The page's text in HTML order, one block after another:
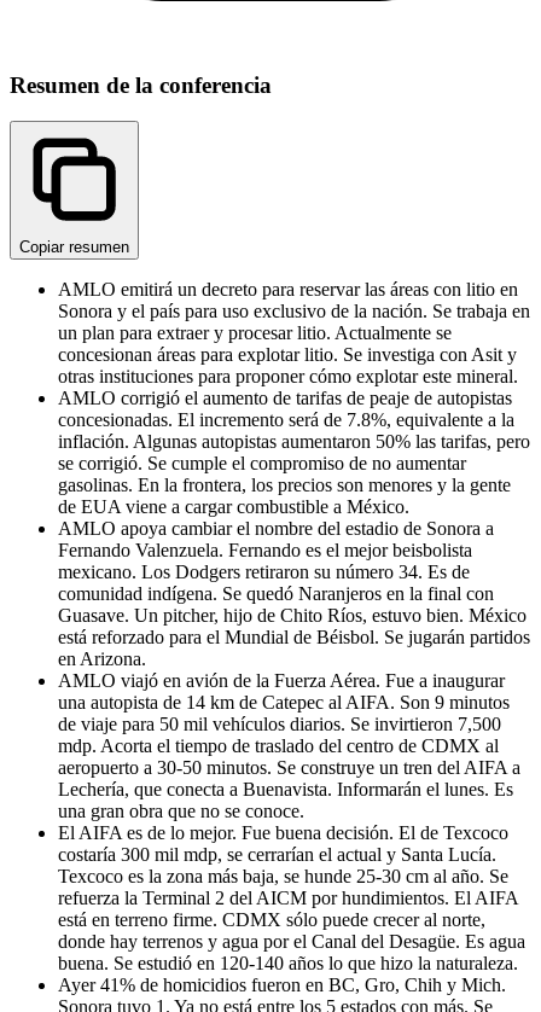
Resumen de la conferencia
Copiar resumen
AMLO emitirá un decreto para reservar las áreas con litio en
Sonora y el país para uso exclusivo de la nación. Se trabaja en
un plan para extraer y procesar litio. Actualmente se
concesionan áreas para explotar litio. Se investiga con Asit y
otras instituciones para proponer cómo explotar este mineral.
AMLO corrigió el aumento de tarifas de peaje de autopistas
concesionadas. El incremento será de 7.8%, equivalente a la
inflación. Algunas autopistas aumentaron 50% las tarifas, pero
se corrigió. Se cumple el compromiso de no aumentar
gasolinas. En la frontera, los precios son menores y la gente
de EUA viene a cargar combustible a México.
AMLO apoya cambiar el nombre del estadio de Sonora a
Fernando Valenzuela. Fernando es el mejor beisbolista
mexicano. Los Dodgers retiraron su número 34. Es de
comunidad indígena. Se quedó Naranjeros en la final con
Guasave. Un pitcher, hijo de Chito Ríos, estuvo bien. México
está reforzado para el Mundial de Béisbol. Se jugarán partidos
en Arizona.
AMLO viajó en avión de la Fuerza Aérea. Fue a inaugurar
una autopista de 14 km de Catepec al AIFA. Son 9 minutos
de viaje para 50 mil vehículos diarios. Se invirtieron 7,500
mdp. Acorta el tiempo de traslado del centro de CDMX al
aeropuerto a 30-50 minutos. Se construye un tren del AIFA a
Lechería, que conecta a Buenavista. Informarán el lunes. Es
una gran obra que no se conoce.
El AIFA es de lo mejor. Fue buena decisión. El de Texcoco
costaría 300 mil mdp, se cerrarían el actual y Santa Lucía.
Texcoco es la zona más baja, se hunde 25-30 cm al año. Se
refuerza la Terminal 2 del AICM por hundimientos. El AIFA
está en terreno firme. CDMX sólo puede crecer al norte,
donde hay terrenos y agua por el Canal del Desagüe. Es agua
buena. Se estudió en 120-140 años lo que hizo la naturaleza.
Ayer 41% de homicidios fueron en BC, Gro, Chih y Mich.
Sonora tuvo 1. Ya no está entre los 5 estados con más. Se